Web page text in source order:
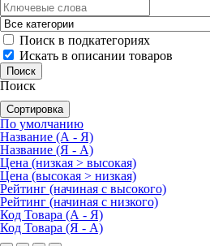
Поиск в подкатегориях
Искать в описании товаров
Поиск
Сортировка
По умолчанию
Название (А - Я)
Название (Я - А)
Цена (низкая > высокая)
Цена (высокая > низкая)
Рейтинг (начиная с высокого)
Рейтинг (начиная с низкого)
Код Товара (А - Я)
Код Товара (Я - А)